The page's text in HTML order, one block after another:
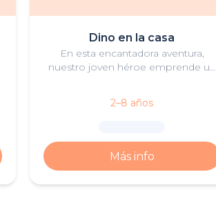
Dino en la casa
En esta encantadora aventura,
nuestro joven héroe emprende un
2–8 años
Más info